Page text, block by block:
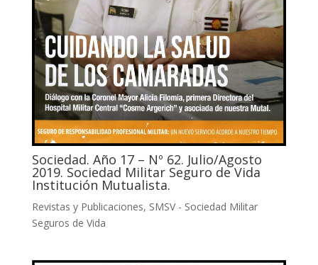
Sociedad. Año 17 – Nº 62. Julio/Agosto
2019. Sociedad Militar Seguro de Vida
Institución Mutualista.
Revistas y Publicaciones, SMSV - Sociedad Militar
Seguros de Vida